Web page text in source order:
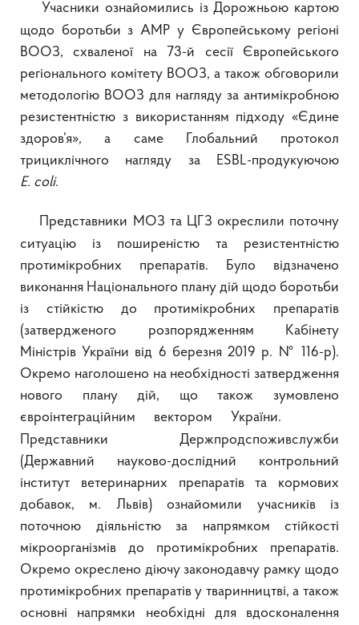
Учасники ознайомились із Дорожньою картою
щодо боротьби з АМР у Європейському регіоні
ВООЗ, схваленої на 73-й сесії Європейського
регіонального комітету ВООЗ, а також обговорили
методологію ВООЗ для нагляду за антимікробною
резистентністю з використанням підходу «Єдине
здоров’я», а саме Глобальний протокол
трициклічного нагляду за ESBL-продукуючою
E. coli.
Представники МОЗ та ЦГЗ окреслили поточну
ситуацію із поширеністю та резистентністю
протимікробних препаратів. Було відзначено
виконання Національного плану дій щодо боротьби
із стійкістю до протимікробних препаратів
(затвердженого розпорядженням Кабінету
Міністрів України від 6 березня 2019 р. № 116-р).
Окремо наголошено на необхідності затвердження
нового плану дій, що також зумовлено
євроінтеграційним вектором України.
Представники Держпродспоживслужби
(Державний науково-дослідний контрольний
інститут ветеринарних препаратів та кормових
добавок, м. Львів) ознайомили учасників із
поточною діяльністю за напрямком стійкості
мікроорганізмів до протимікробних препаратів.
Окремо окреслено діючу законодавчу рамку щодо
протимікробних препаратів у тваринництві, а також
основні напрямки необхідні для вдосконалення